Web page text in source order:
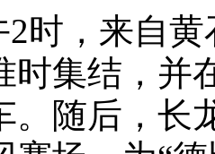
2时，来自
时集结，并
。随后，长